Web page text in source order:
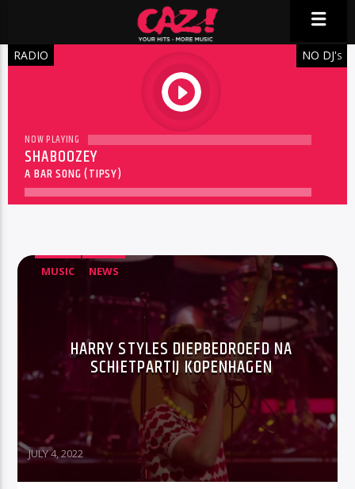
RADIO
play
NO DJ'S
NOW PLAYING
SHABOOZEY
A BAR SONG (TIPSY)
MUSIC NEWS
HARRY STYLES DIEPBEDROEFD NA
SCHIETPARTIJ KOPENHAGEN
JULY 4, 2022